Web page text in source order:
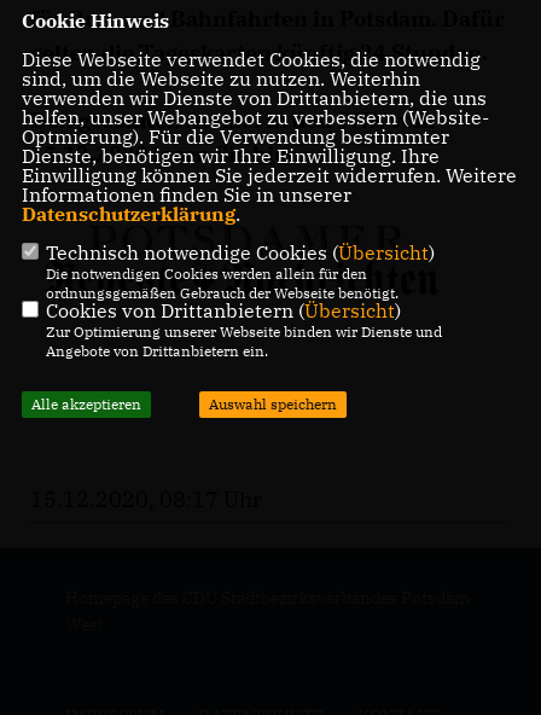
für Bus- und Bahnfahrten in Potsdam. Dafür
gelten die Tageskarten künftig 24 Stunden.
Den gesamten Artikel in den PNN vom
15.12.2020 lesen Siehier.
Cookie Hinweis
Diese Webseite verwendet Cookies, die notwendig
sind, um die Webseite zu nutzen. Weiterhin
verwenden wir Dienste von Drittanbietern, die uns
helfen, unser Webangebot zu verbessern (Website-
Optmierung). Für die Verwendung bestimmter
Dienste, benötigen wir Ihre Einwilligung. Ihre
Einwilligung können Sie jederzeit widerrufen. Weitere
Informationen finden Sie in unserer
Datenschutzerklärung.
Technisch notwendige Cookies (Übersicht)
Die notwendigen Cookies werden allein für den
ordnungsgemäßen Gebrauch der Webseite benötigt.
Cookies von Drittanbietern (Übersicht)
Zur Optimierung unserer Webseite binden wir Dienste und
Angebote von Drittanbietern ein.
Alle akzeptieren Auswahl speichern